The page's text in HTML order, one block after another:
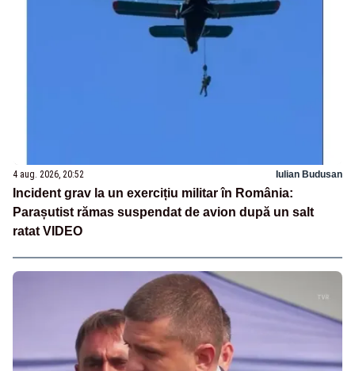
4 aug. 2026, 20:52 Iulian Budusan
Incident grav la un exercițiu militar în România:
Parașutist rămas suspendat de avion după un salt
ratat VIDEO